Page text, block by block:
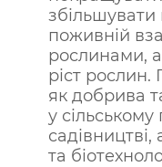
збільшувати
поживній
рослинами,
ріст рослин.
як добрива
у сільському
та